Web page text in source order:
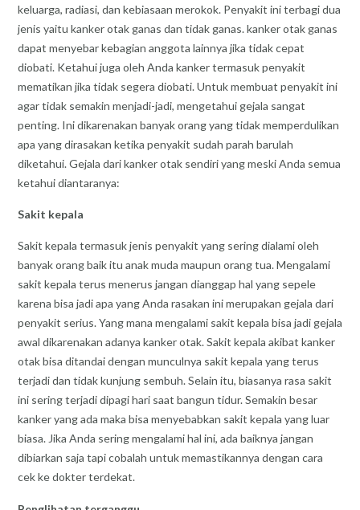
keluarga, radiasi, dan kebiasaan merokok. Penyakit ini terbagi dua
jenis yaitu kanker otak ganas dan tidak ganas. kanker otak ganas
dapat menyebar kebagian anggota lainnya jika tidak cepat
diobati. Ketahui juga oleh Anda kanker termasuk penyakit
mematikan jika tidak segera diobati. Untuk membuat penyakit ini
agar tidak semakin menjadi-jadi, mengetahui gejala sangat
penting. Ini dikarenakan banyak orang yang tidak memperdulikan
apa yang dirasakan ketika penyakit sudah parah barulah
diketahui. Gejala dari kanker otak sendiri yang meski Anda semua
ketahui diantaranya:
Sakit kepala
Sakit kepala termasuk jenis penyakit yang sering dialami oleh
banyak orang baik itu anak muda maupun orang tua. Mengalami
sakit kepala terus menerus jangan dianggap hal yang sepele
karena bisa jadi apa yang Anda rasakan ini merupakan gejala dari
penyakit serius. Yang mana mengalami sakit kepala bisa jadi gejala
awal dikarenakan adanya kanker otak. Sakit kepala akibat kanker
otak bisa ditandai dengan munculnya sakit kepala yang terus
terjadi dan tidak kunjung sembuh. Selain itu, biasanya rasa sakit
ini sering terjadi dipagi hari saat bangun tidur. Semakin besar
kanker yang ada maka bisa menyebabkan sakit kepala yang luar
biasa. Jika Anda sering mengalami hal ini, ada baiknya jangan
dibiarkan saja tapi cobalah untuk memastikannya dengan cara
cek ke dokter terdekat.